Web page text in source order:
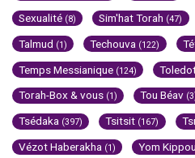
Sexualité (8) Sim'hat Torah (47)
Talmud (1) Techouva (122)
Temps Messianique (124)
Torah-Box & vous (1) Tou Béav
Tsédaka (397) Tsitsit (167)
Vézot Haberakha (1) Yom